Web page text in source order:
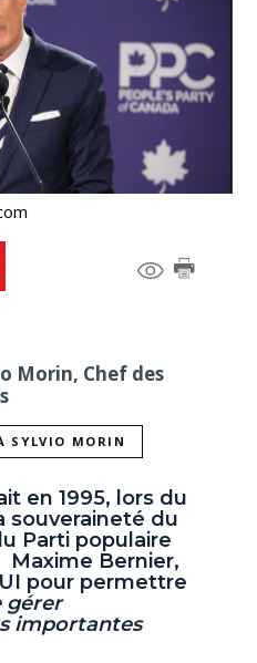
Morin, Chef des
SYLVIO MORIN
en 1995, lors du
souveraineté du
Parti populaire
Maxime Bernier,
pour permettre
gérer
importantes